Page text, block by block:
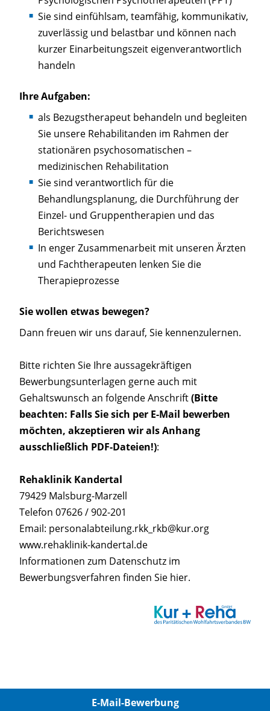
Sie sind einfühlsam, teamfähig, kommunikativ,
zuverlässig und belastbar und können nach
kurzer Einarbeitungszeit eigenverantwortlich
handeln
Ihre Aufgaben:
als Bezugstherapeut behandeln und begleiten
Sie unsere Rehabilitanden im Rahmen der
stationären psychosomatischen –
medizinischen Rehabilitation
Sie sind verantwortlich für die
Behandlungsplanung, die Durchführung der
Einzel- und Gruppentherapien und das
Berichtswesen
In enger Zusammenarbeit mit unseren Ärzten
und Fachtherapeuten lenken Sie die
Therapieprozesse
Sie wollen etwas bewegen?
Dann freuen wir uns darauf, Sie kennenzulernen.
Bitte richten Sie Ihre aussagekräftigen
Bewerbungsunterlagen gerne auch mit
Gehaltswunsch an folgende Anschrift(Bitte
beachten: Falls Sie sich per E-Mail bewerben
möchten, akzeptieren wir als Anhang
ausschließlich PDF-Dateien!):
Rehaklinik Kandertal
79429 Malsburg-Marzell
Telefon 07626 / 902-201
Email: personalabteilung.rkk_rkb@kur.org
www.rehaklinik-kandertal.de
Informationen zum Datenschutz im
Bewerbungsverfahren finden Sie hier.
E-Mail-Bewerbung